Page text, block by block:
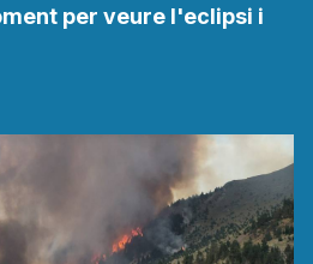
per veure l'eclipsi i